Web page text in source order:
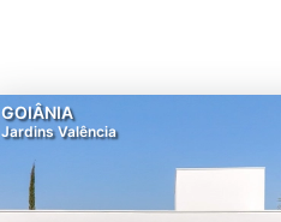
GOIÂNIA
Jardins Valência